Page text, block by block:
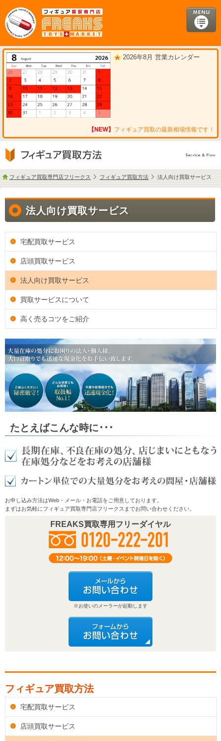
2026年8月 営業カレンダー
【NEW】 フィギュア買取の最新相場情報です！
フィギュア買取専門店フリークス フィギュア買取方法 法人向け買取サービス
法人向け買取サービス
宅配買取サービス
店頭買取サービス
法人向け買取サービス
買取サービスについて
高く売るコツをご紹介
たとえばこんな時に･･･
お申し込み方法はWeb・メール・お電話をご用意しております。
まずはお気軽にフィギュア買取専門店フリークスまでお問い合わせください。
FREAKS買取専用フリーダイヤル
※お使いのメーラーが起動します
フィギュア買取方法
宅配買取サービス
店頭買取サービス